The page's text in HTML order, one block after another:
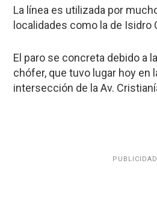
La línea es utilizada por
localidades como la de Isidro
El paro se concreta debido a
chófer, que tuvo lugar hoy en
intersección de la Av.
PUBLICIDAD